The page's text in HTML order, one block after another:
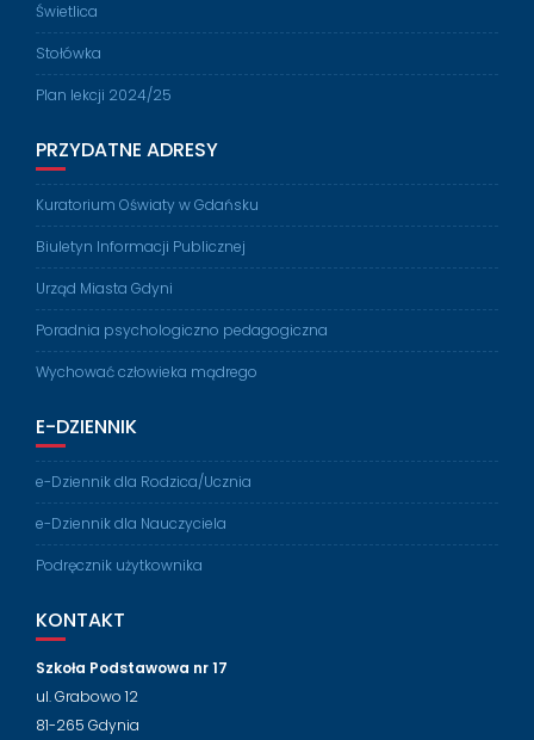
Świetlica
Stołówka
Plan lekcji 2024/25
PRZYDATNE ADRESY
Kuratorium Oświaty w Gdańsku
Biuletyn Informacji Publicznej
Urząd Miasta Gdyni
Poradnia psychologiczno pedagogiczna
Wychować człowieka mądrego
E-DZIENNIK
e-Dziennik dla Rodzica/Ucznia
e-Dziennik dla Nauczyciela
Podręcznik użytkownika
KONTAKT
Szkoła Podstawowa nr 17
ul. Grabowo 12
81-265 Gdynia